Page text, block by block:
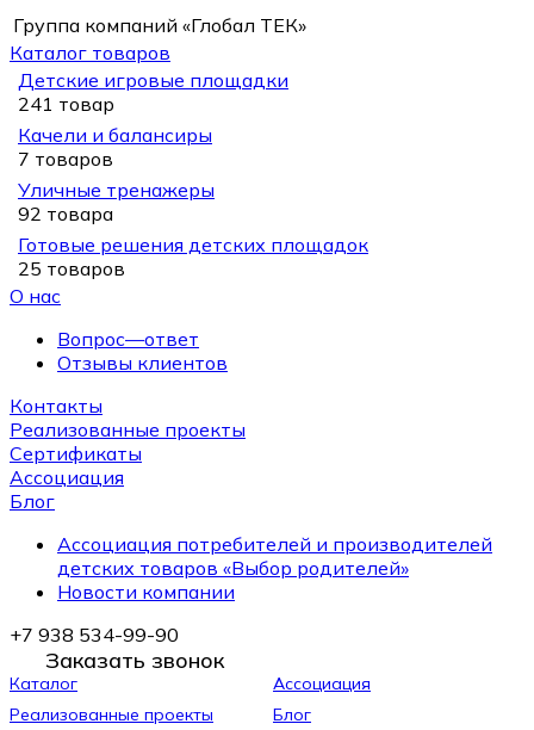
Группа компаний «Глобал ТЕК»
Каталог товаров
Детские игровые площадки
241 товар
Качели и балансиры
7 товаров
Уличные тренажеры
92 товара
Готовые решения детских площадок
25 товаров
О нас
Вопрос—ответ
Отзывы клиентов
Контакты
Реализованные проекты
Сертификаты
Ассоциация
Блог
Ассоциация потребителей и производителей
детских товаров «Выбор родителей»
Новости компании
+7 938 534-99-90
Заказать звонок
Каталог
Ассоциация
Реализованные проекты
Блог